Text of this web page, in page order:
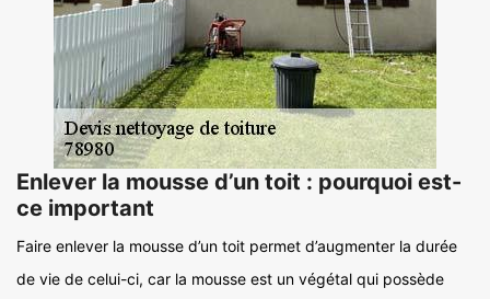
Enlever la mousse d’un toit : pourquoi est-
ce important
Faire enlever la mousse d’un toit permet d’augmenter la durée
de vie de celui-ci, car la mousse est un végétal qui possède